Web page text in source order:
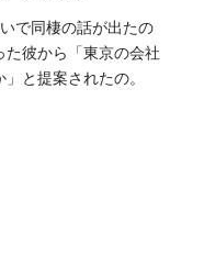
で同棲の話が出たの
彼から「東京の会社
と提案されたの。